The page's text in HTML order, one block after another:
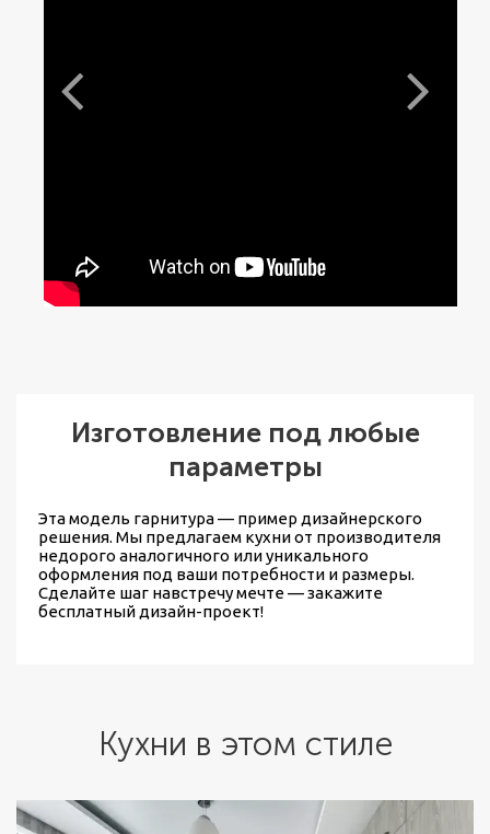
Изготовление под любые
параметры
Эта модель гарнитура — пример дизайнерского
решения. Мы предлагаем кухни от производителя
недорого аналогичного или уникального
оформления под ваши потребности и размеры.
Сделайте шаг навстречу мечте — закажите
бесплатный дизайн-проект!
Кухни в этом стиле